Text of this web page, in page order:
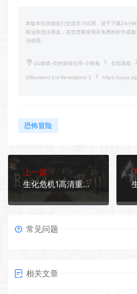
本版本仅供朋友们交流学习试用，请于下载24小
商业和违法用途，若您需要使用非免费的软件或
法使用。
UU游戏-你的游戏仓库-小韩兔 全部游戏
2/Resident Evil Revelations 2 https://
恐怖冒险
上一篇：
生化危机1高清重制版/Biohazard HD Remaster
常见问题
相关文章